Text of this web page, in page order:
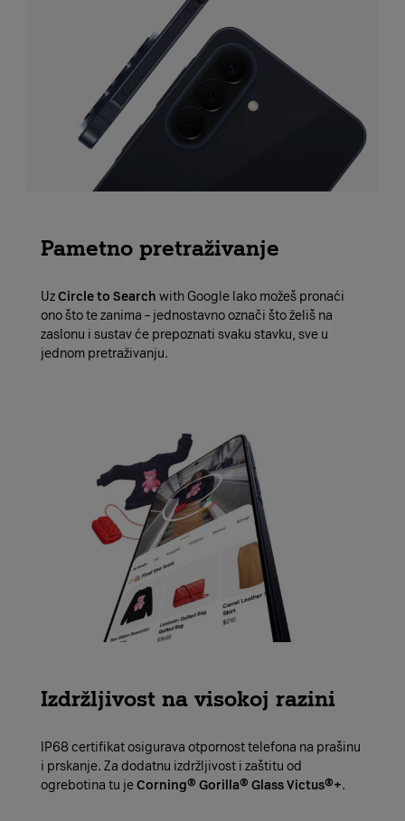
Pametno pretraživanje
UzCircle to Search with Google lako možeš pronaći
ono što te zanima – jednostavno označi što želiš na
zaslonu i sustav će prepoznati svaku stavku, sve u
jednom pretraživanju.
Izdržljivost na visokoj razini
IP68 certifikat osigurava otpornost telefona na prašinu
i prskanje. Za dodatnu izdržljivost i zaštitu od
ogrebotina tu jeCorning® Gorilla® Glass Victus®+.